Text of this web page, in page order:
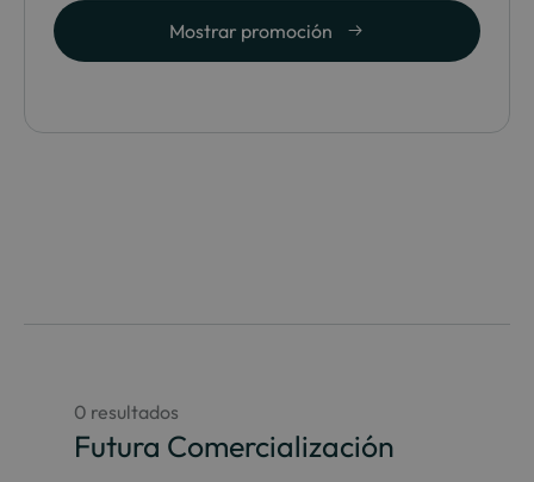
Mostrar promoción
0 resultados
Futura Comercialización